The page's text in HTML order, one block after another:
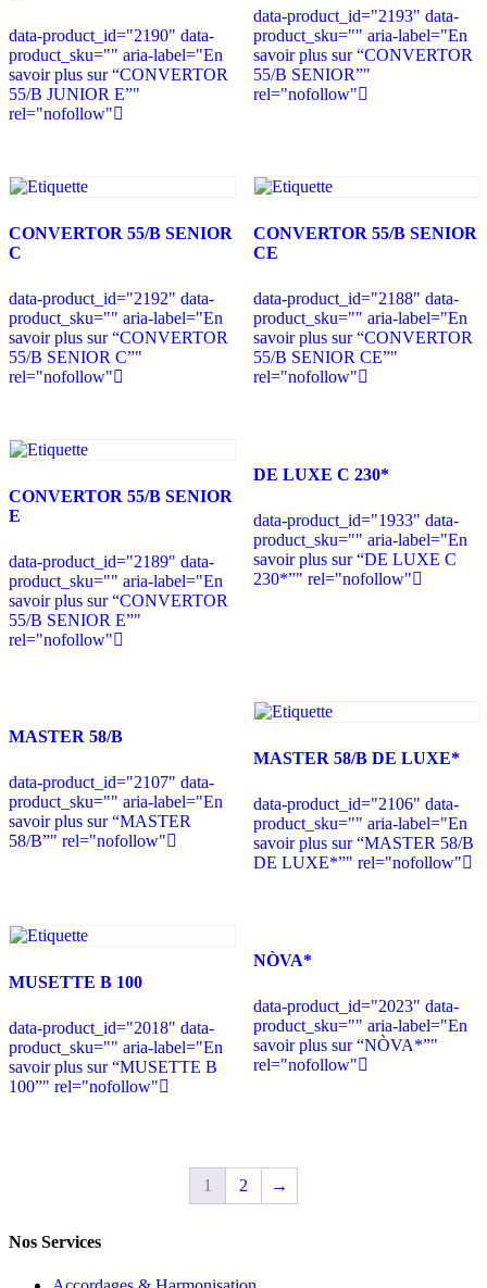
data-product_id="2190" data-
product_sku="" aria-label="En
savoir plus sur “CONVERTOR
55/B JUNIOR E”"
rel="nofollow"
data-product_id="2193" data-
product_sku="" aria-label="En
savoir plus sur “CONVERTOR
55/B SENIOR”"
rel="nofollow"
CONVERTOR 55/B SENIOR
C
data-product_id="2192" data-
product_sku="" aria-label="En
savoir plus sur “CONVERTOR
55/B SENIOR C”"
rel="nofollow"
CONVERTOR 55/B SENIOR
CE
data-product_id="2188" data-
product_sku="" aria-label="En
savoir plus sur “CONVERTOR
55/B SENIOR CE”"
rel="nofollow"
CONVERTOR 55/B SENIOR
E
data-product_id="2189" data-
product_sku="" aria-label="En
savoir plus sur “CONVERTOR
55/B SENIOR E”"
rel="nofollow"
DE LUXE C 230*
data-product_id="1933" data-
product_sku="" aria-label="En
savoir plus sur “DE LUXE C
230*”" rel="nofollow"
MASTER 58/B
data-product_id="2107" data-
product_sku="" aria-label="En
savoir plus sur “MASTER
58/B”" rel="nofollow"
MASTER 58/B DE LUXE*
data-product_id="2106" data-
product_sku="" aria-label="En
savoir plus sur “MASTER 58/B
DE LUXE*”" rel="nofollow"
MUSETTE B 100
data-product_id="2018" data-
product_sku="" aria-label="En
savoir plus sur “MUSETTE B
100”" rel="nofollow"
NÒVA*
data-product_id="2023" data-
product_sku="" aria-label="En
savoir plus sur “NÒVA*”"
rel="nofollow"
1 2 →
Nos Services